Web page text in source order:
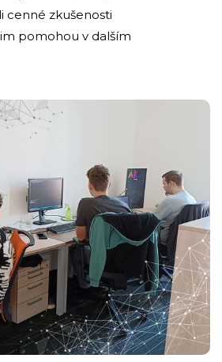
cenné zkušenosti
pomohou v dalším